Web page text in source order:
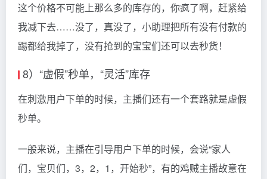
这个价格不可能上那么多的库存的，你疯了啊，赶紧给
我减下去……没了，真没了，小助理把所有没有付款的
踢都给我掉了，没有抢到的宝宝们还可以去秒货！
8）“虚假”秒单，“灵活”库存
在刺激用户下单的时候，主播们还有一个套路就是虚假
秒单。
一般来说，主播在引导用户下单的时候，会说“家人
们，宝贝们，3，2，1，开始秒”，有的鸡贼主播故意在